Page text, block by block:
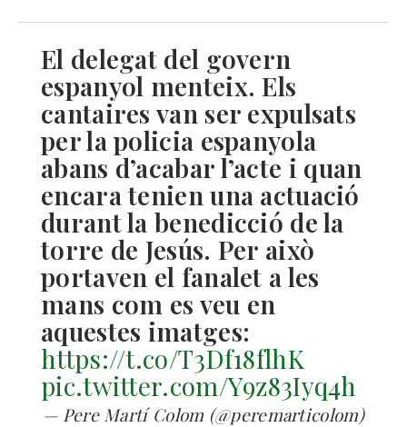
El delegat del govern
espanyol menteix. Els
cantaires van ser expulsats
per la policia espanyola
abans d’acabar l’acte i quan
encara tenien una actuació
durant la benedicció de la
torre de Jesús. Per això
portaven el fanalet a les
mans com es veu en
aquestes imatges:
https://t.co/T3Df18flhK
pic.twitter.com/Y9z83Iyq4h
— Pere Martí Colom (@peremarticolom)